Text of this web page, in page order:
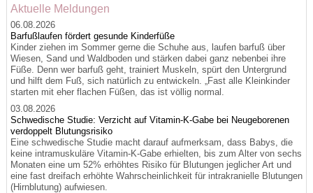
Aktuelle Meldungen
06.08.2026
Barfußlaufen fördert gesunde Kinderfüße
Kinder ziehen im Sommer gerne die Schuhe aus, laufen barfuß über
Wiesen, Sand und Waldboden und stärken dabei ganz nebenbei ihre
Füße. Denn wer barfuß geht, trainiert Muskeln, spürt den Untergrund
und hilft dem Fuß, sich natürlich zu entwickeln. „Fast alle Kleinkinder
starten mit eher flachen Füßen, das ist völlig normal.
03.08.2026
Schwedische Studie: Verzicht auf Vitamin-K-Gabe bei Neugeborenen
verdoppelt Blutungsrisiko
Eine schwedische Studie macht darauf aufmerksam, dass Babys, die
keine intramuskuläre Vitamin-K-Gabe erhielten, bis zum Alter von sechs
Monaten eine um 52% erhöhtes Risiko für Blutungen jeglicher Art und
eine fast dreifach erhöhte Wahrscheinlichkeit für intrakranielle Blutungen
(Hirnblutung) aufwiesen.